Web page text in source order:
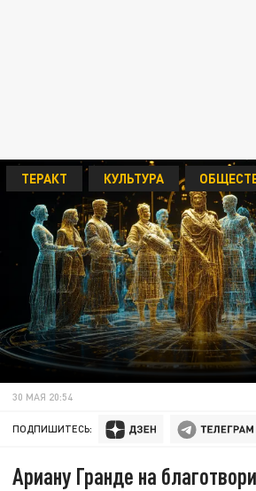
ТЕРАКТ КУЛЬТУРА
30 МАЯ 20:54
ПОДПИШИТЕСЬ:
Ариану Гранде на